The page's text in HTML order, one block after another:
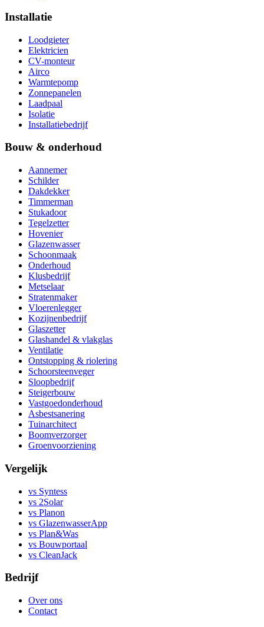
Installatie
Loodgieter
Elektricien
CV-monteur
Airco
Warmtepomp
Zonnepanelen
Laadpaal
Isolatie
Installatiebedrijf
Bouw & onderhoud
Aannemer
Schilder
Dakdekker
Timmerman
Stukadoor
Tegelzetter
Hovenier
Glazenwasser
Schoonmaak
Onderhoud
Klusbedrijf
Metselaar
Stratenmaker
Vloerenlegger
Kozijnenbedrijf
Glaszetter
Glashandel & vlakglas
Ventilatie
Ontstopping & riolering
Schoorsteenveger
Sloopbedrijf
Steigerbouw
Vastgoedonderhoud
Asbestsanering
Tuinarchitect
Boomverzorger
Groenvoorziening
Vergelijk
vs Syntess
vs 2Solar
vs Planon
vs GlazenwasserApp
vs Plan&Was
vs Bouwportaal
vs CleanJack
Bedrijf
Over ons
Contact